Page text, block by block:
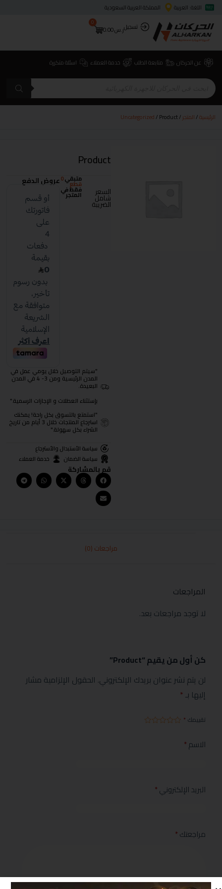
اللغة: العربية
المملكة العربية السعودية
تسجيلر.س0.00
0
عن الحركان متابعة الطلب خدمة العملاء اسئلة متكررة
الرئيسية/المتجر/
Uncategorized/ Product
Product
السعر
شامل
الضريبة
متبقي0
قطع
فقط في
المتجر
عروض الدفع
"سيتم التوصيل خلال يومي عمل في
المدن الرئيسية ومن 3- 4 في المدن
البعيدة.
بإستثناء العطلات و الإجازات الرسمية."
"استمتع بالتسوق بكل راحة! يمكنك
استرجاع المنتجات خلال 3 أيام من تاريخ
الشراء بكل سهولة."
سياسة الأستبدال والأسترجاع
سياسة الضمان
خدمة العملاء
قم بالمشاركة
مراجعات (0)
المراجعات
لا توجد مراجعات بعد.
كن أول من يقيم “Product”
لن يتم نشر عنوان بريدك الإلكتروني. الحقول الإلزامية مشار
إليها بـ*
تقييمك *
الاسم*
البريد الإلكتروني*
مراجعتك*